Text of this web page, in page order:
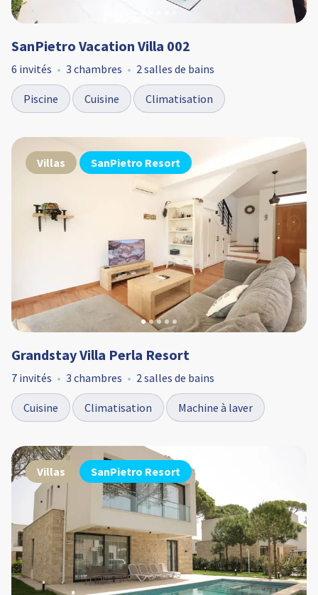
SanPietro Vacation Villa 002
6 invités 3 chambres 2 salles de bains
Piscine Cuisine Climatisation
Villas SanPietro Resort
Grandstay Villa Perla Resort
7 invités 3 chambres 2 salles de bains
Cuisine Climatisation Machine à laver
Villas SanPietro Resort